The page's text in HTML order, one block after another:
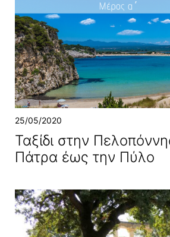
25/05/2020
Ταξίδι στην
Πάτρα έως την Πύλο